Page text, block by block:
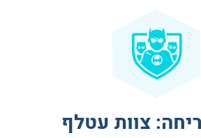
צוות עטלף